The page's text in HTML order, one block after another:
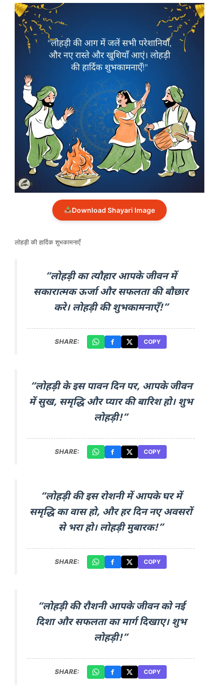
Download Shayari Image
लोहड़ी की हार्दिक शुभकामनाएँ
“लोहड़ी का त्यौहार आपके जीवन में
सकारात्मक ऊर्जा और सफलता की बौछार
करे। लोहड़ी की शुभकामनाएँ!”
SHARE: COPY
“लोहड़ी के इस पावन दिन पर, आपके जीवन
में सुख, समृद्धि और प्यार की बारिश हो। शुभ
लोहड़ी!”
SHARE: COPY
“लोहड़ी की इस रोशनी में आपके घर में
समृद्धि का वास हो, और हर दिन नए अवसरों
से भरा हो। लोहड़ी मुबारक!”
SHARE: COPY
“लोहड़ी की रौशनी आपके जीवन को नई
दिशा और सफलता का मार्ग दिखाए। शुभ
लोहड़ी!”
SHARE: COPY